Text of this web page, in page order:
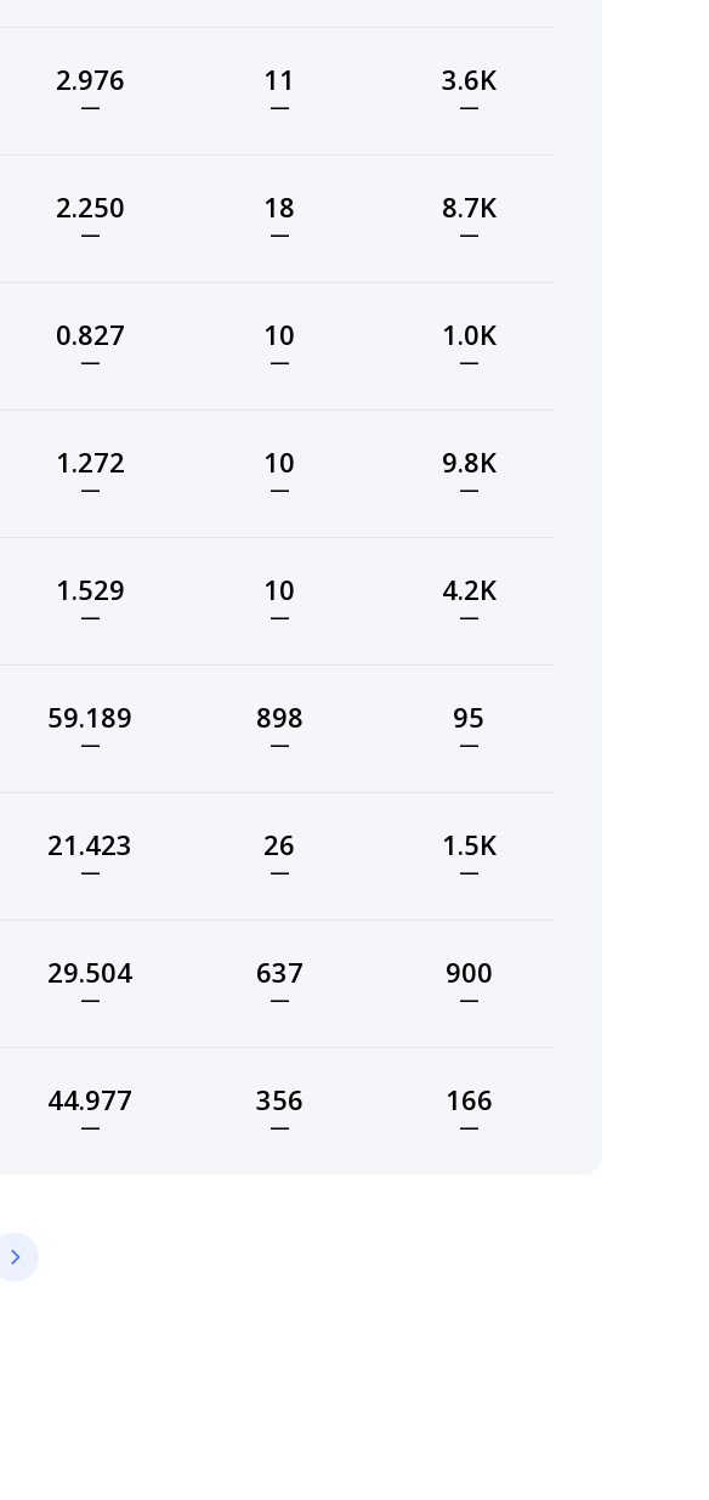
2.976
—
11
—
3.6K
—
2.250
—
18
—
8.7K
—
0.827
—
10
—
1.0K
—
1.272
—
10
—
9.8K
—
1.529
—
10
—
4.2K
—
59.189
—
898
—
95
—
21.423
—
26
—
1.5K
—
29.504
—
637
—
900
—
44.977
—
356
—
166
—